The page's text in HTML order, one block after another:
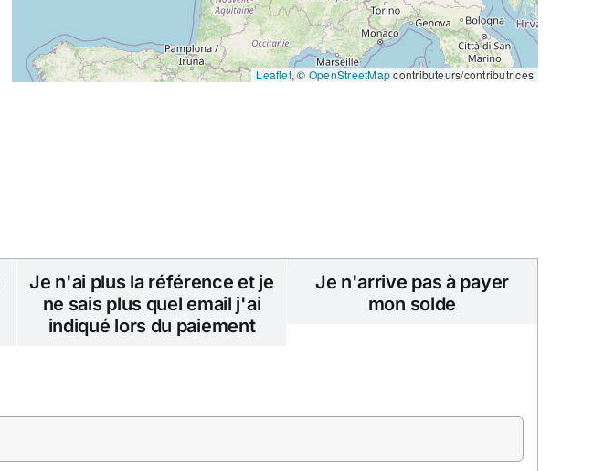
Leaflet, © OpenStreetMapcontributeurs/contributrices
Je n'ai plus la référence et je
ne sais plus quel email j'ai
indiqué lors du paiement
Je n'arrive pas à payer
mon solde